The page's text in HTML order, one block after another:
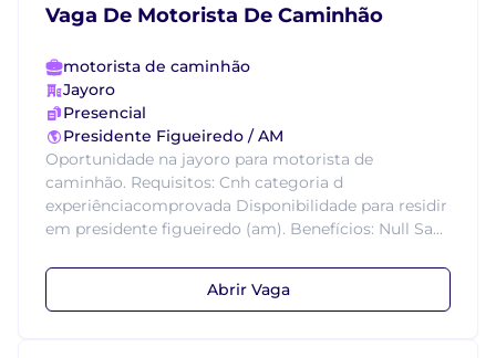
Vaga De Motorista De Caminhão
motorista de caminhão
Jayoro
Presencial
Presidente Figueiredo / AM
Oportunidade na jayoro para motorista de
caminhão. Requisitos: Cnh categoria d
experiênciacomprovada Disponibilidade para residir
em presidente figueiredo (am). Benefícios: Null Sa...
Abrir Vaga